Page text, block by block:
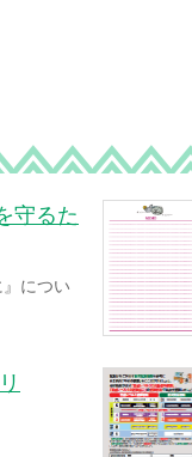
守るた
につい